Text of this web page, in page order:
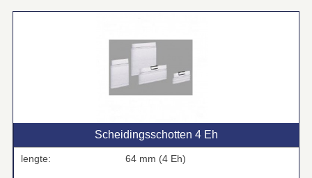
Scheidingsschotten 4 Eh
lengte: 64 mm (4 Eh)